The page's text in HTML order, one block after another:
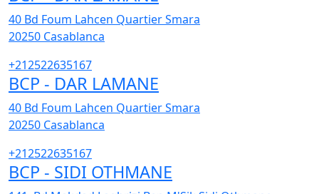
40 Bd Foum Lahcen Quartier Smara
20250 Casablanca
+212522635167
BCP - DAR LAMANE
40 Bd Foum Lahcen Quartier Smara
20250 Casablanca
+212522635167
BCP - SIDI OTHMANE